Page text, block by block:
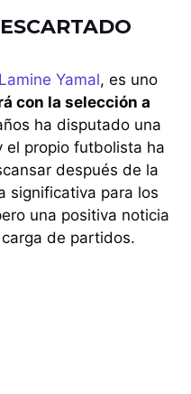
Yamal, es uno
con la selección a
ha disputado una
el propio futbolista ha
después de la
significativa para los
una positiva noticia
de partidos.